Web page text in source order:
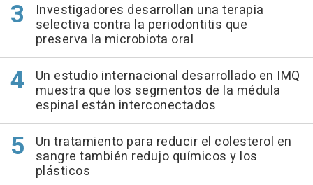
Investigadores desarrollan una terapia
selectiva contra la periodontitis que
preserva la microbiota oral
Un estudio internacional desarrollado en IMQ
muestra que los segmentos de la médula
espinal están interconectados
Un tratamiento para reducir el colesterol en
sangre también redujo químicos y los
plásticos